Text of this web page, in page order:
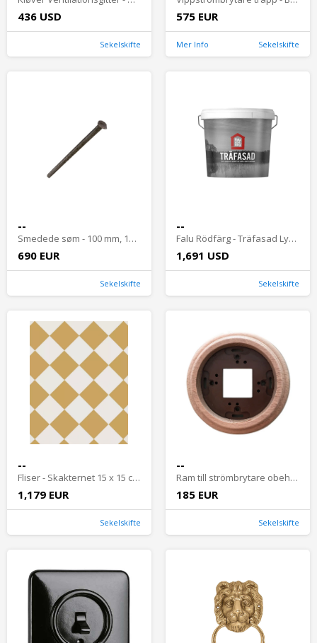
436 USD
Sekelskifte
575 EUR
Mer Info Sekelskifte
--
Smedede søm - 100 mm, 168 stk
690 EUR
Sekelskifte
--
Falu Rödfärg - Träfasad Lys rød
1,691 USD
Sekelskifte
--
Fliser - Skakternet 15 x 15 cm, okkergul/hvid
1,179 EUR
Sekelskifte
--
Ram till strömbrytare obehandlat trä - Fontini utanpåliggande
185 EUR
Sekelskifte